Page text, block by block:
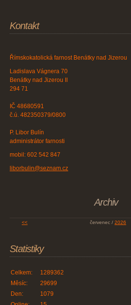
Kontakt
Římskokatolická farnost Benátky nad Jizerou
Ladislava Vágnera 70
Benátky nad Jizerou II
294 71
IČ 48680591
č.ú. 482350379/0800
P. Libor Bulín
administrátor farnosti
mobil: 602 542 847
liborbulin@seznam.cz
Archiv
<< červenec / 2026
Statistiky
Celkem:
1289362
Měsíc:
29699
Den:
1079